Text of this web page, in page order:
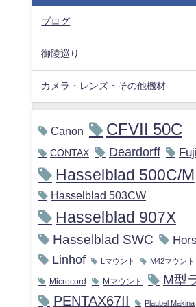
ブログ
御陵巡り
カメラ・レンズ・その他機材
Canon CFVII 50C
CONTAX Deardorff
Hasselblad 500C/M
Hasselblad 503CW
Hasselblad 907X
Hasselblad SWC
Linhof Lマウント M42マウント
Microcord Mマウント
M型
PENTAX67II
Plaubel Makina